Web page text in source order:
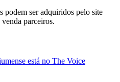
podem ser adquiridos pelo site
parceiros.